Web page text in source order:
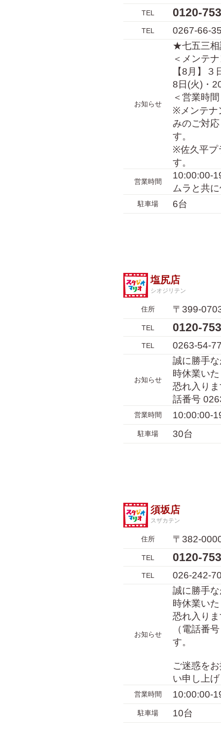
TEL 0120-
TEL 0267-66-
お知らせ
★七五三相
＜メンテ
【8月】
8日(火)・
＜営業時
※メンテナ
みのご対
す。
※佐久平プ
す。
営業時間
10:00:00-
ムラと共
駐車場 6台
塩尻店
シオジリテン
住所 〒399-
TEL 0120-
TEL 0263-54-
お知らせ
誠に勝手
時休業い
恐れ入り
話番号
営業時間 10:00:00-
駐車場 30台
須坂店
スザカテン
住所 〒382-
TEL 0120-
TEL 026-242-
お知らせ
誠に勝手
時休業い
恐れ入り
（電話番
す。
ご迷惑を
い申し上
営業時間 10:00:00-
駐車場 10台